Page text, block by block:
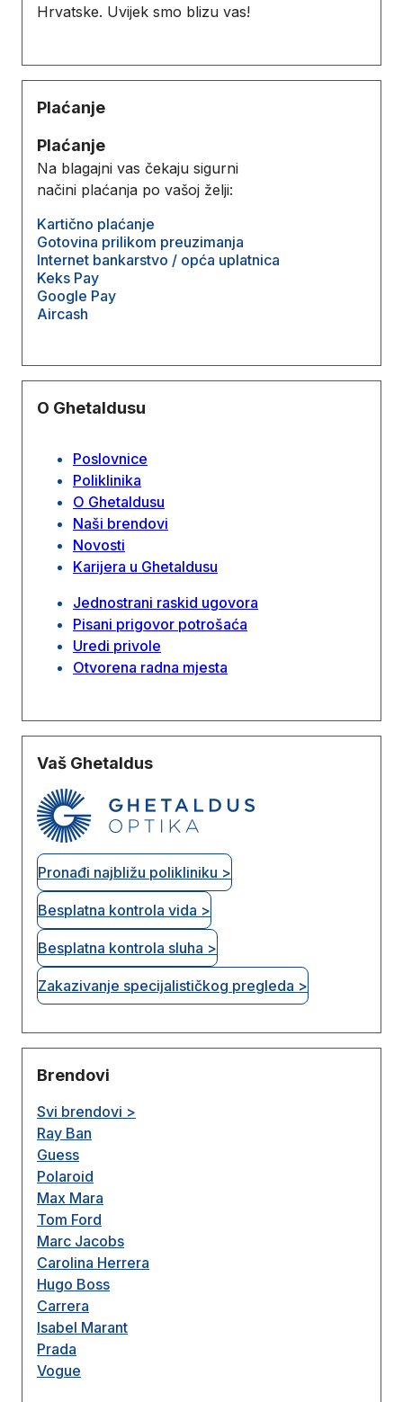
Hrvatske. Uvijek smo blizu vas!
Plaćanje
Plaćanje
Na blagajni vas čekaju sigurni
načini plaćanja po vašoj želji:
Kartično plaćanje
Gotovina prilikom preuzimanja
Internet bankarstvo / opća uplatnica
Keks Pay
Google Pay
Aircash
O Ghetaldusu
Poslovnice
Poliklinika
O Ghetaldusu
Naši brendovi
Novosti
Karijera u Ghetaldusu
Jednostrani raskid ugovora
Pisani prigovor potrošaća
Uredi privole
Otvorena radna mjesta
Vaš Ghetaldus
Pronađi najbližu polikliniku >
Besplatna kontrola vida >
Besplatna kontrola sluha >
Zakazivanje specijalističkog pregleda >
Brendovi
Svi brendovi >
Ray Ban
Guess
Polaroid
Max Mara
Tom Ford
Marc Jacobs
Carolina Herrera
Hugo Boss
Carrera
Isabel Marant
Prada
Vogue